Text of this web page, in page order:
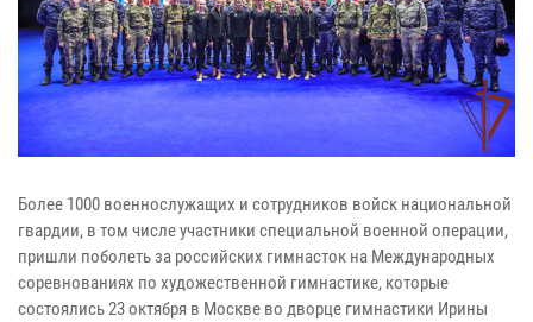
Более 1000 военнослужащих и сотрудников войск национальной
гвардии, в том числе участники специальной военной операции,
пришли поболеть за российских гимнасток на Международных
соревнованиях по художественной гимнастике, которые
состоялись 23 октября в Москве во дворце гимнастики Ирины